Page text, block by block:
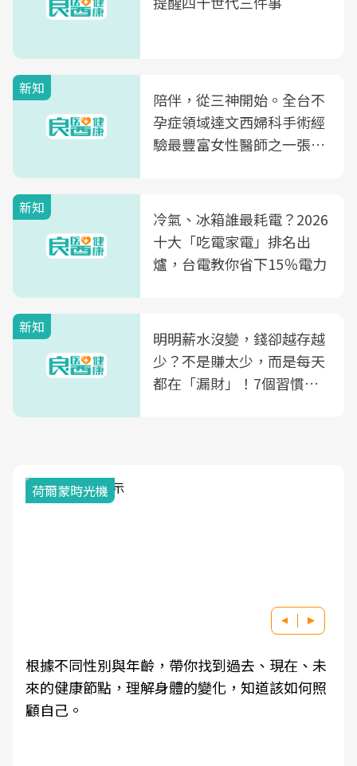
新知
陪伴，從三神開始。全台不
孕症領域達文西婦科手術經
驗最豐富女性醫師之一張永
光田醫院建構360度女性健
康照護生態圈
新知
冷氣、冰箱誰最耗電？2026
十大「吃電家電」排名出
爐，台電教你省下15％電力
新知
明明薪水沒變，錢卻越存越
少？不是賺太少，而是每天
都在「漏財」！7個習慣一
荷爾蒙時光機
根據不同性別與年齡，帶你找到過去、現在、未
來的健康節點，理解身體的變化，知道該如何照
顧自己。